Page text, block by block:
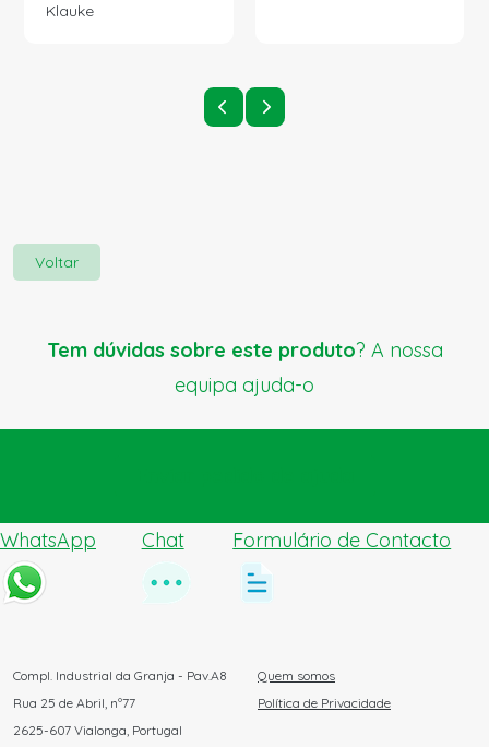
Klauke
Voltar
Tem dúvidas sobre este produto? A nossa
equipa ajuda-o
WhatsApp Chat Formulário de Contacto
Compl. Industrial da Granja - Pav.A8
Rua 25 de Abril, nº77
2625-607 Vialonga, Portugal
Quem somos
Política de Privacidade